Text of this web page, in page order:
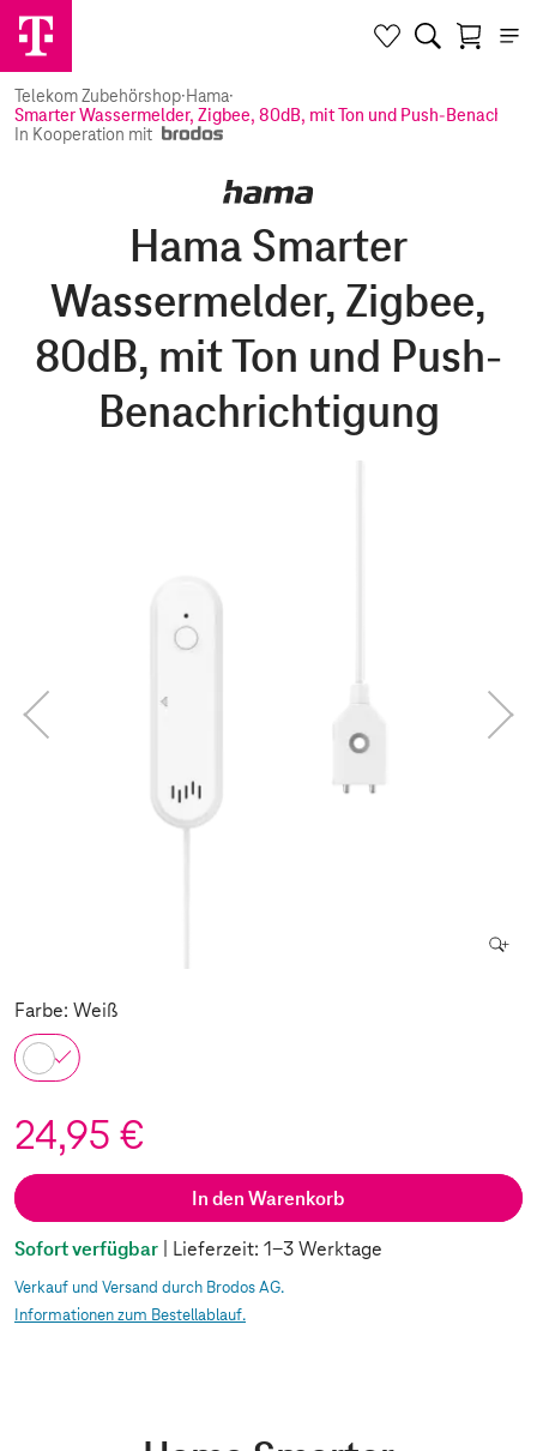
Telekom Zubehörshop·Hama·
Smarter Wassermelder, Zigbee, 80dB, mit Ton und Push-
In Kooperation mit
Hama Smarter
Wassermelder, Zigbee,
80dB, mit Ton und Push-
Benachrichtigung
Farbe: Weiß
24,95 €
In den Warenkorb
Sofort verfügbar | Lieferzeit: 1-3 Werktage
Verkauf und Versand durch Brodos AG.
Informationen zum Bestellablauf.